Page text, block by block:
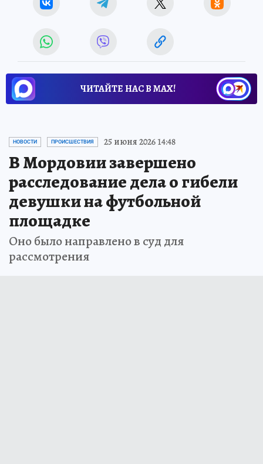
ЧИТАЙТЕ НАС В МАХ!
НОВОСТИ ПРОИСШЕСТВИЯ 25 июня 2026 14:48
В Мордовии завершено
расследование дела о гибели
девушки на футбольной
площадке
Оно было направлено в суд для
рассмотрения